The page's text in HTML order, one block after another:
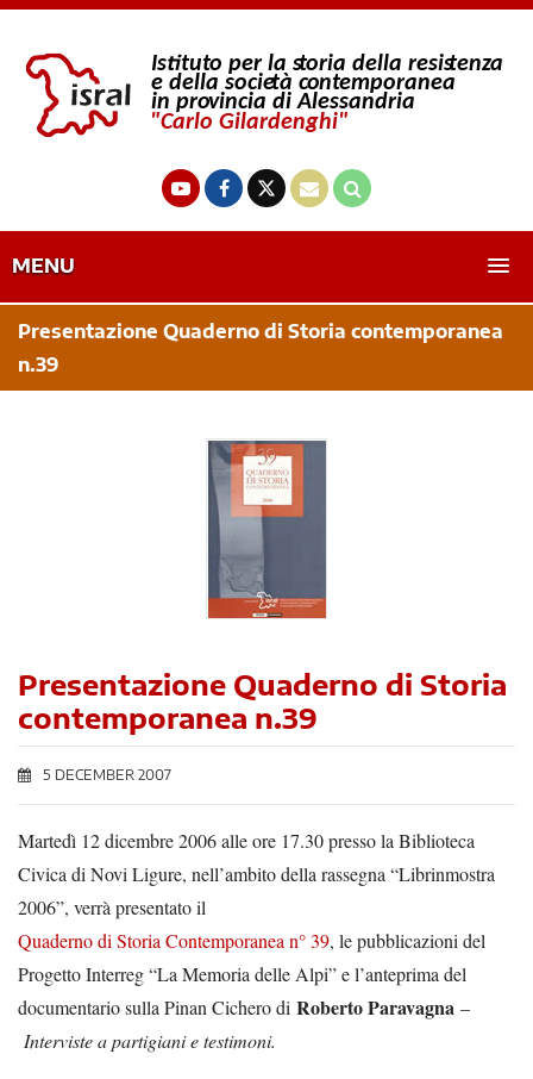
MENU
Presentazione Quaderno di Storia contemporanea
n.39
Presentazione Quaderno di Storia
contemporanea n.39
5 DECEMBER 2007
Martedì 12 dicembre 2006 alle ore 17.30 presso la Biblioteca
Civica di Novi Ligure, nell’ambito della rassegna “Librinmostra
2006”, verrà presentato il
Quaderno di Storia Contemporanea n° 39, le pubblicazioni del
Progetto Interreg “La Memoria delle Alpi” e l’anteprima del
documentario sulla Pinan Cichero di Roberto Paravagna –
Interviste a partigiani e testimoni.